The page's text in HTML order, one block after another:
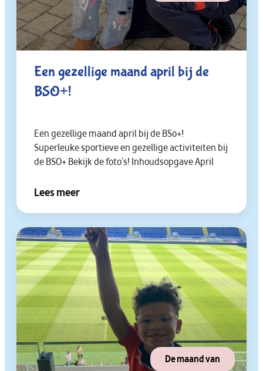
Een gezellige maand april bij de
BSO+!
Een gezellige maand april bij de BS0+!
Superleuke sportieve en gezellige activiteiten bij
de BSO+ Bekijk de foto’s! Inhoudsopgave April
Lees meer
De maand van